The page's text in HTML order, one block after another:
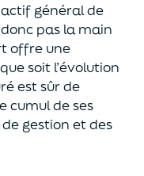
général de
donc pas la main
offre une
soit l’évolution
est sûr de
cumul de ses
gestion et des